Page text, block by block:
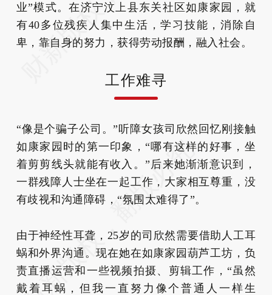
业”模式。在济宁汶上县东关社区如康家园，就
有40多位残疾人集中生活，学习技能，消除自
卑，靠自身的努力，获得劳动报酬，融入社会。
工作难寻
“像是个骗子公司。”听障女孩司欣然回忆刚接触
如康家园时的第一印象，“哪有这样的好事，坐
着剪剪线头就能有收入。”后来她渐渐意识到，
一群残障人士坐在一起工作，大家相互尊重，没
有歧视和沟通障碍，“氛围太难得了”。
由于神经性耳聋，25岁的司欣然需要借助人工耳
蜗和外界沟通。现在她在如康家园葫芦工坊，负
责直播运营和一些视频拍摄、剪辑工作，“虽然
戴着耳蜗，但我一直努力像个普通人一样生